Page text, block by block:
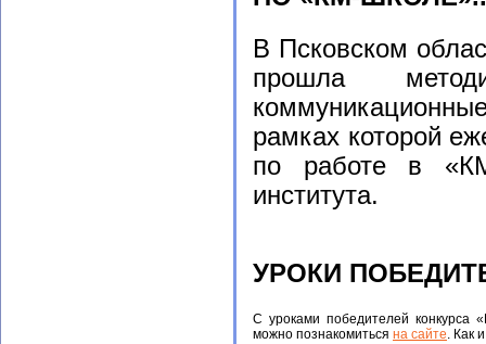
В Псковском
прошла
рамках которой
по работе в
института.
УРОКИ
С уроками победителей конкурса
можно познакомиться на сайте. Как